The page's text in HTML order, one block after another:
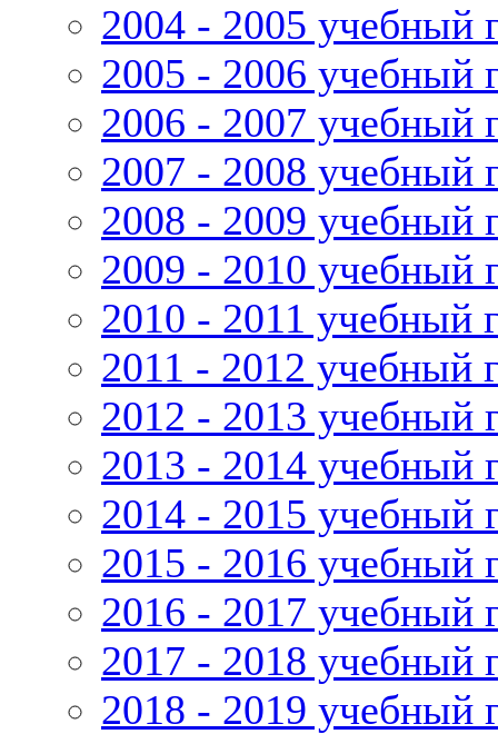
2004 - 2005 учебный
2005 - 2006 учебный
2006 - 2007 учебный
2007 - 2008 учебный
2008 - 2009 учебный
2009 - 2010 учебный
2010 - 2011 учебный
2011 - 2012 учебный
2012 - 2013 учебный
2013 - 2014 учебный
2014 - 2015 учебный
2015 - 2016 учебный
2016 - 2017 учебный
2017 - 2018 учебный
2018 - 2019 учебный